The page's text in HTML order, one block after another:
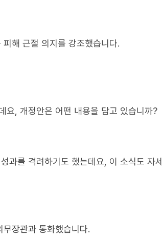
해 근절 의지를 강조했습니다.
요, 개정안은 어떤 내용을 담고 있습니까?
과를 격려하기도 했는데요, 이 소식도 자
장관과 통화했습니다.